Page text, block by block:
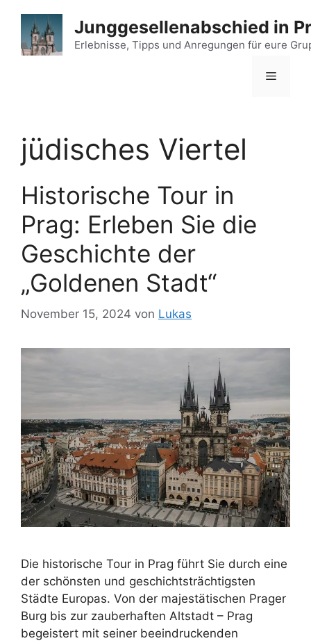
Inhalt
springen
Junggesellenabschied in
Erlebnisse, Tipps und Anregungen für eure
Menü
jüdisches Viertel
Historische Tour in
Prag: Erleben Sie die
Geschichte der
„Goldenen Stadt“
November 15, 2024 von Lukas
Die historische Tour in Prag führt Sie durch eine
der schönsten und geschichtsträchtigsten
Städte Europas. Von der majestätischen Prager
Burg bis zur zauberhaften Altstadt – Prag
begeistert mit seiner beeindruckenden